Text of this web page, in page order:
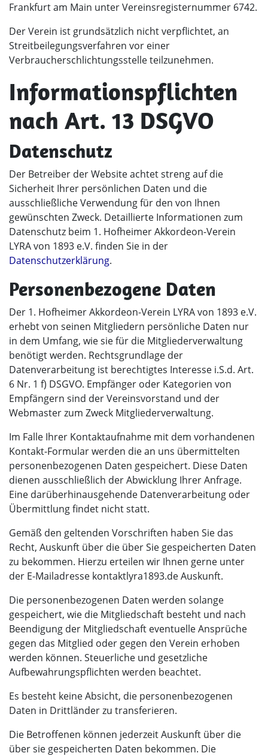
Frankfurt am Main unter Vereinsregisternummer 6742.
Der Verein ist grundsätzlich nicht verpflichtet, an
Streitbeilegungsverfahren vor einer
Verbraucherschlichtungsstelle teilzunehmen.
Informationspflichten
nach Art. 13 DSGVO
Datenschutz
Der Betreiber der Website achtet streng auf die
Sicherheit Ihrer persönlichen Daten und die
ausschließliche Verwendung für den von Ihnen
gewünschten Zweck. Detaillierte Informationen zum
Datenschutz beim 1. Hofheimer Akkordeon-Verein
LYRA von 1893 e.V. finden Sie in der
Datenschutzerklärung.
Personenbezogene Daten
Der 1. Hofheimer Akkordeon-Verein LYRA von 1893 e.V.
erhebt von seinen Mitgliedern persönliche Daten nur
in dem Umfang, wie sie für die Mitgliederverwaltung
benötigt werden. Rechtsgrundlage der
Datenverarbeitung ist berechtigtes Interesse i.S.d. Art.
6 Nr. 1 f) DSGVO. Empfänger oder Kategorien von
Empfängern sind der Vereinsvorstand und der
Webmaster zum Zweck Mitgliederverwaltung.
Im Falle Ihrer Kontaktaufnahme mit dem vorhandenen
Kontakt-Formular werden die an uns übermittelten
personenbezogenen Daten gespeichert. Diese Daten
dienen ausschließlich der Abwicklung Ihrer Anfrage.
Eine darüberhinausgehende Datenverarbeitung oder
Übermittlung findet nicht statt.
Gemäß den geltenden Vorschriften haben Sie das
Recht, Auskunft über die über Sie gespeicherten Daten
zu bekommen. Hierzu erteilen wir Ihnen gerne unter
der E-Mailadresse kontakt(bei)
lyra1893.deAuskunft.
Die personenbezogenen Daten werden solange
gespeichert, wie die Mitgliedschaft besteht und nach
Beendigung der Mitgliedschaft eventuelle Ansprüche
gegen das Mitglied oder gegen den Verein erhoben
werden können. Steuerliche und gesetzliche
Aufbewahrungspflichten werden beachtet.
Es besteht keine Absicht, die personenbezogenen
Daten in Drittländer zu transferieren.
Die Betroffenen können jederzeit Auskunft über die
über sie gespeicherten Daten bekommen. Die